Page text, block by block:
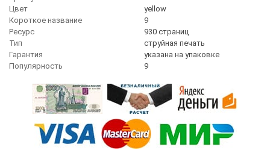
Цвет
yellow
Короткое название
9
Ресурс
930 страниц
Тип
струйная печать
Гарантия
указана на упаковке
Популярность
9